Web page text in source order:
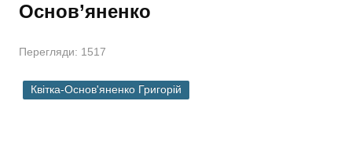
Твори англійською
Основ’яненко
Перегляди: 1517
Квітка-Основ'яненко Григорій